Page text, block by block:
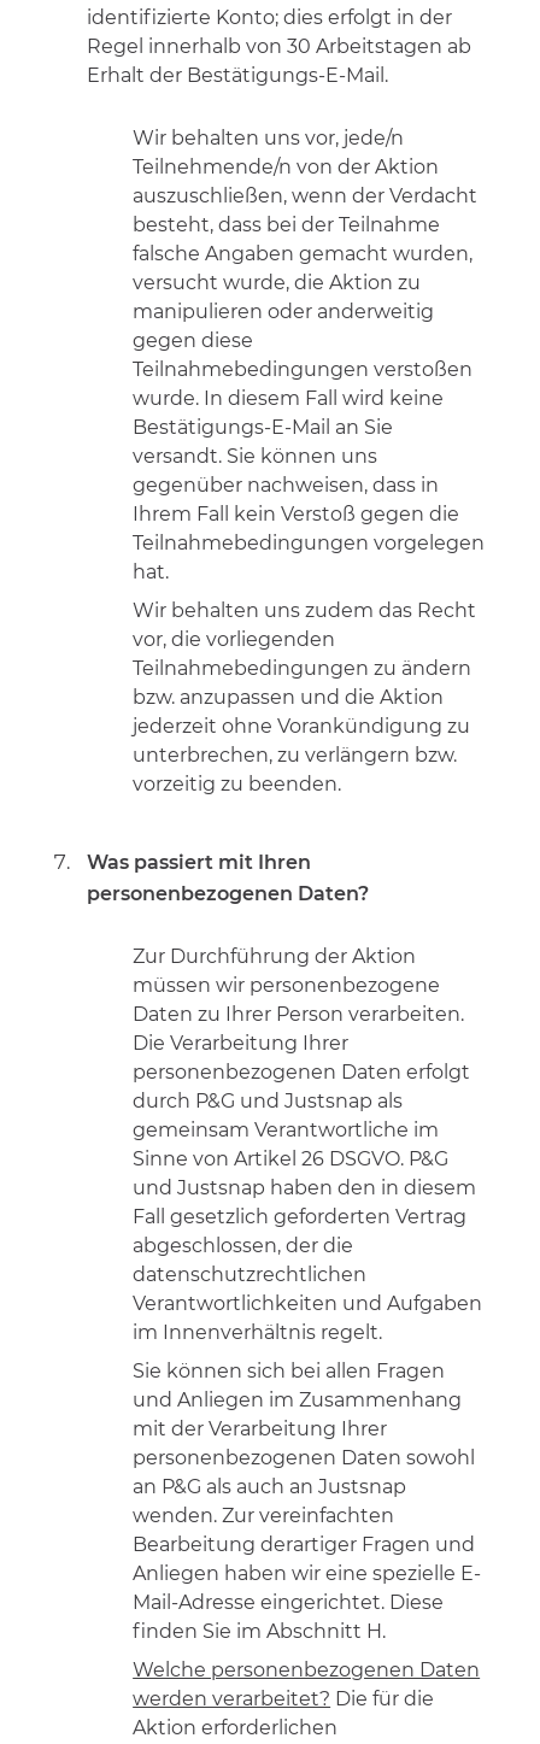
identifizierte Konto; dies erfolgt in der
Regel innerhalb von 30 Arbeitstagen ab
Erhalt der Bestätigungs-E-Mail.
Wir behalten uns vor, jede/n
Teilnehmende/n von der Aktion
auszuschließen, wenn der Verdacht
besteht, dass bei der Teilnahme
falsche Angaben gemacht wurden,
versucht wurde, die Aktion zu
manipulieren oder anderweitig
gegen diese
Teilnahmebedingungen verstoßen
wurde. In diesem Fall wird keine
Bestätigungs-E-Mail an Sie
versandt. Sie können uns
gegenüber nachweisen, dass in
Ihrem Fall kein Verstoß gegen die
Teilnahmebedingungen vorgelegen
hat.
Wir behalten uns zudem das Recht
vor, die vorliegenden
Teilnahmebedingungen zu ändern
bzw. anzupassen und die Aktion
jederzeit ohne Vorankündigung zu
unterbrechen, zu verlängern bzw.
vorzeitig zu beenden.
Was passiert mit Ihren
personenbezogenen Daten?
Zur Durchführung der Aktion
müssen wir personenbezogene
Daten zu Ihrer Person verarbeiten.
Die Verarbeitung Ihrer
personenbezogenen Daten erfolgt
durch P&G und Justsnap als
gemeinsam Verantwortliche im
Sinne von Artikel 26 DSGVO. P&G
und Justsnap haben den in diesem
Fall gesetzlich geforderten Vertrag
abgeschlossen, der die
datenschutzrechtlichen
Verantwortlichkeiten und Aufgaben
im Innenverhältnis regelt.
Sie können sich bei allen Fragen
und Anliegen im Zusammenhang
mit der Verarbeitung Ihrer
personenbezogenen Daten sowohl
an P&G als auch an Justsnap
wenden. Zur vereinfachten
Bearbeitung derartiger Fragen und
Anliegen haben wir eine spezielle E-
Mail-Adresse eingerichtet. Diese
finden Sie im Abschnitt H.
Welche personenbezogenen Daten
werden verarbeitet? Die für die
Aktion erforderlichen